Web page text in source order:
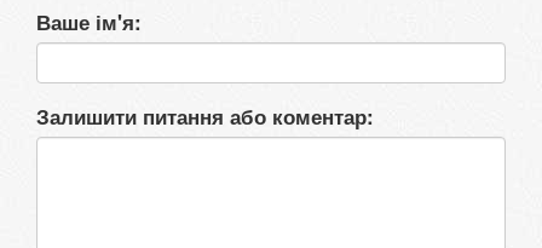
Ваше ім'я:
Залишити питання або коментар: